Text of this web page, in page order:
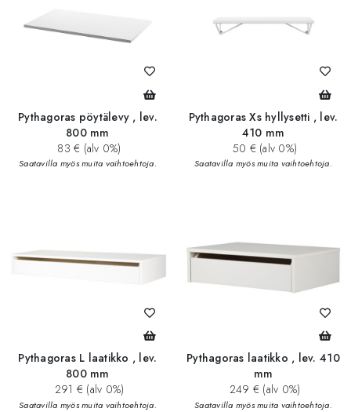
Pythagoras pöytälevy , lev.
800 mm
83 € (alv 0%)
Saatavilla myös muita vaihtoehtoja.
Pythagoras Xs hyllysetti , lev.
410 mm
50 € (alv 0%)
Saatavilla myös muita vaihtoehtoja.
Pythagoras L laatikko , lev.
800 mm
291 € (alv 0%)
Saatavilla myös muita vaihtoehtoja.
Pythagoras laatikko , lev. 410
mm
249 € (alv 0%)
Saatavilla myös muita vaihtoehtoja.